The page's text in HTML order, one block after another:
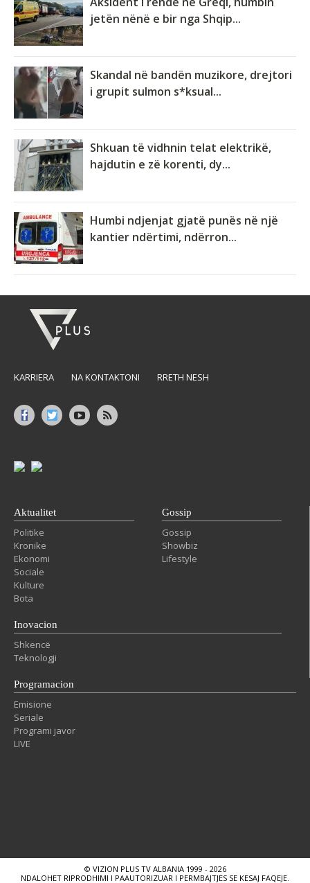
jetën nënë e bir nga Shqip...
Skandal në bandën muzikore, drejtori
i grupit sulmon s*ksual...
Shkuan të vidhnin telat elektrikë,
hajdutin e zë korenti, dy...
Humbi ndjenjat gjatë punës në një
kantier ndërtimi, ndërron...
KARRIERA NA KONTAKTONI RRETH NESH
Aktualitet
Politike
Kronike
Ekonomi
Sociale
Kulture
Bota
Gossip
Gossip
Showbiz
Lifestyle
Inovacion
Shkencë
Teknologji
Programacion
Emisione
Seriale
Programi javor
LIVE
© VIZION PLUS TV ALBANIA 1999 - 2026
NDALOHET RIPRODHIMI I PAAUTORIZUAR I PERMBAJTJES SE KESAJ FAQEJE.